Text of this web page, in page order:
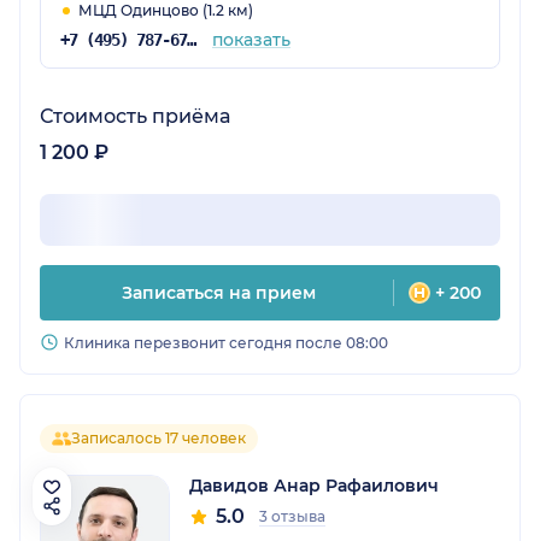
МЦД Одинцово (1.2 км)
+7 (495) 787-67-37 показать
Стоимость приёма
1 200 ₽
Записаться на прием + 200
Клиника перезвонит сегодня после 08:00
Записалось 17 человек
Давидов Анар Рафаилович
5.0 3 отзыва